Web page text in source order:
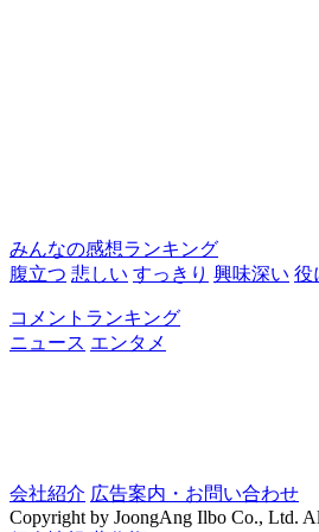
みんなの感想ランキング
腹立つ 悲しい すっきり 興味深い 役
コメントランキング
ニュース エンタメ
会社紹介 広告案内・お問い合わせ
Copyright by JoongAng Ilbo Co., Ltd.